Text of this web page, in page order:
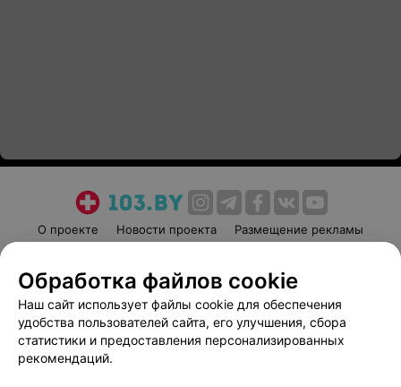
О проекте Новости проекта
Размещение рекламы
Пользовательское соглашение
Способы оплаты
Вакансии
Партнеры
Написать руководителю 103.by
Обработка файлов cookie
Наш сайт использует файлы cookie для обеспечения
удобства пользователей сайта, его улучшения, сбора
статистики и предоставления персонализированных
рекомендаций.